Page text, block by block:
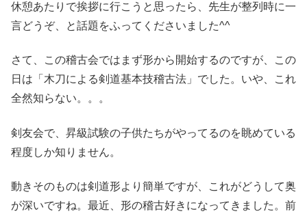
休憩あたりで挨拶に行こうと思ったら、先生が整列時に一
言どうぞ、と話題をふってくださいました^^
さて、この稽古会ではまず形から開始するのですが、この
日は「木刀による剣道基本技稽古法」でした。いや、これ
全然知らない。。。
剣友会で、昇級試験の子供たちがやってるのを眺めている
程度しか知りません。
動きそのものは剣道形より簡単ですが、これがどうして奥
が深いですね。最近、形の稽古好きになってきました。前